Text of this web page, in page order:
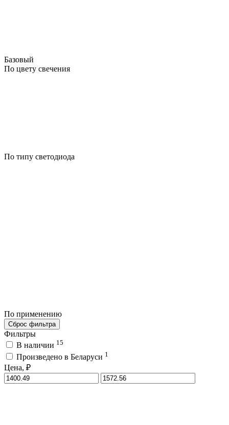
Базовый
По цвету свечения
По типу светодиода
По применению
Сброс фильтра
Фильтры
В наличии 15
Произведено в Беларуси 1
Цена, ₽